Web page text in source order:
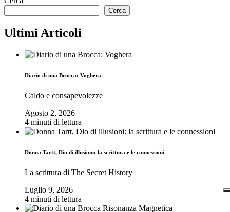
Cerca
Ultimi Articoli
Diario di una Brocca: Voghera
Caldo e consapevolezze
Agosto 2, 2026
4 minuti di lettura
Donna Tartt, Dio di illusioni: la scrittura e le connessioni
La scrittura di The Secret History
Luglio 9, 2026
4 minuti di lettura